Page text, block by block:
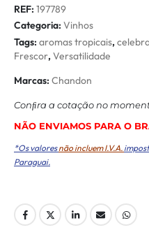
REF: 197789
Categoria: Vinhos
Tags: aromas tropicais,
Frescor,Versatilidade
Marcas: Chandon
Conﬁra a cotação no
NÃO ENVIAMOS PARA O
*Os valoresnão incluem I.V.A.
Paraguai.